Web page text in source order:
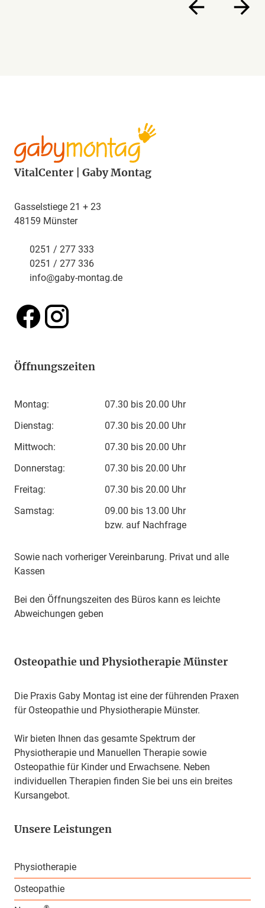
VitalCenter | Gaby Montag
Gasselstiege 21 + 23
48159 Münster
0251 / 277 333
0251 / 277 336
info@gaby-montag.de
Öffnungszeiten
Montag:
07.30 bis 20.00 Uhr
Dienstag:
07.30 bis 20.00 Uhr
Mittwoch:
07.30 bis 20.00 Uhr
Donnerstag:
07.30 bis 20.00 Uhr
Freitag:
07.30 bis 20.00 Uhr
Samstag:
09.00 bis 13.00 Uhr
bzw. auf Nachfrage
Sowie nach vorheriger Vereinbarung. Privat und alle
Kassen
Bei den Öffnungszeiten des Büros kann es leichte
Abweichungen geben
Osteopathie und Physiotherapie Münster
Die Praxis Gaby Montag ist eine der führenden Praxen
für Osteopathie und Physiotherapie Münster.
Wir bieten Ihnen das gesamte Spektrum der
Physiotherapie und Manuellen Therapie sowie
Osteopathie für Kinder und Erwachsene. Neben
individuellen Therapien finden Sie bei uns ein breites
Kursangebot.
Unsere Leistungen
Physiotherapie
Osteopathie